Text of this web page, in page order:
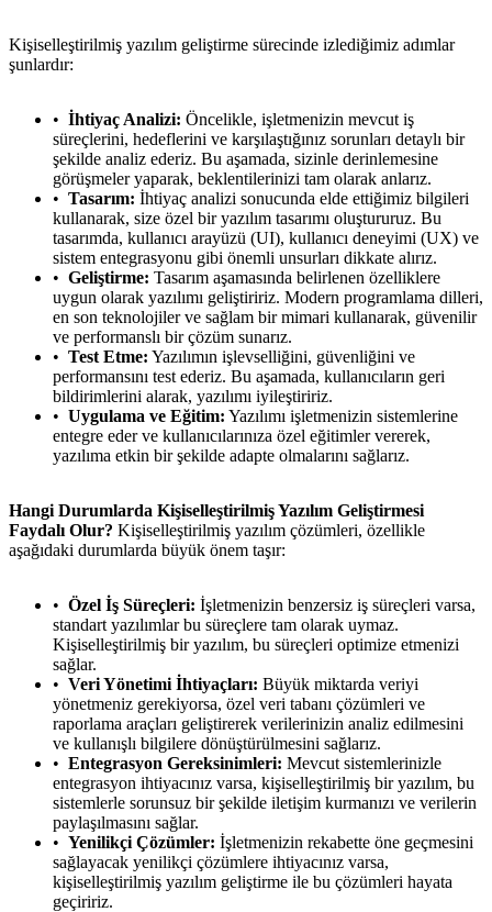
Kişiselleştirilmiş yazılım geliştirme sürecinde izlediğimiz adımlar
şunlardır:
İhtiyaç Analizi: Öncelikle, işletmenizin mevcut iş
süreçlerini, hedeflerini ve karşılaştığınız sorunları detaylı bir
şekilde analiz ederiz. Bu aşamada, sizinle derinlemesine
görüşmeler yaparak, beklentilerinizi tam olarak anlarız.
Tasarım: İhtiyaç analizi sonucunda elde ettiğimiz bilgileri
kullanarak, size özel bir yazılım tasarımı oluştururuz. Bu
tasarımda, kullanıcı arayüzü (UI), kullanıcı deneyimi (UX) ve
sistem entegrasyonu gibi önemli unsurları dikkate alırız.
Geliştirme: Tasarım aşamasında belirlenen özelliklere
uygun olarak yazılımı geliştiririz. Modern programlama dilleri,
en son teknolojiler ve sağlam bir mimari kullanarak, güvenilir
ve performanslı bir çözüm sunarız.
Test Etme: Yazılımın işlevselliğini, güvenliğini ve
performansını test ederiz. Bu aşamada, kullanıcıların geri
bildirimlerini alarak, yazılımı iyileştiririz.
Uygulama ve Eğitim: Yazılımı işletmenizin sistemlerine
entegre eder ve kullanıcılarınıza özel eğitimler vererek,
yazılıma etkin bir şekilde adapte olmalarını sağlarız.
Hangi Durumlarda Kişiselleştirilmiş Yazılım Geliştirmesi
Faydalı Olur? Kişiselleştirilmiş yazılım çözümleri, özellikle
aşağıdaki durumlarda büyük önem taşır:
Özel İş Süreçleri: İşletmenizin benzersiz iş süreçleri varsa,
standart yazılımlar bu süreçlere tam olarak uymaz.
Kişiselleştirilmiş bir yazılım, bu süreçleri optimize etmenizi
sağlar.
Veri Yönetimi İhtiyaçları: Büyük miktarda veriyi
yönetmeniz gerekiyorsa, özel veri tabanı çözümleri ve
raporlama araçları geliştirerek verilerinizin analiz edilmesini
ve kullanışlı bilgilere dönüştürülmesini sağlarız.
Entegrasyon Gereksinimleri: Mevcut sistemlerinizle
entegrasyon ihtiyacınız varsa, kişiselleştirilmiş bir yazılım, bu
sistemlerle sorunsuz bir şekilde iletişim kurmanızı ve verilerin
paylaşılmasını sağlar.
Yenilikçi Çözümler: İşletmenizin rekabette öne geçmesini
sağlayacak yenilikçi çözümlere ihtiyacınız varsa,
kişiselleştirilmiş yazılım geliştirme ile bu çözümleri hayata
geçiririz.